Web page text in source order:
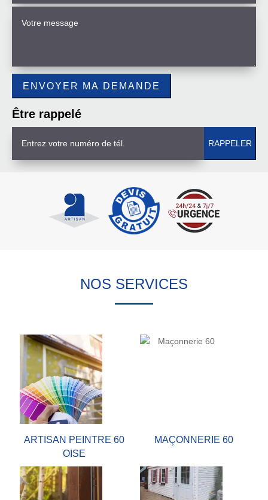
Être rappelé
NOS SERVICES
ARTISAN PEINTRE 60
OISE
MAÇONNERIE 60